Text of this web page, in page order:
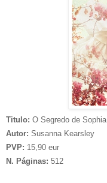
Titulo: O Segredo de Sophia
Autor: Susanna Kearsley
PVP: 15,90 eur
N. Páginas: 512